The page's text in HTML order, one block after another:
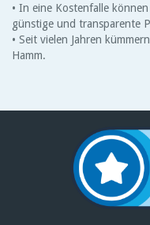
• In eine Kostenfalle
günstige und transparente
• Seit vielen Jahren
Hamm.